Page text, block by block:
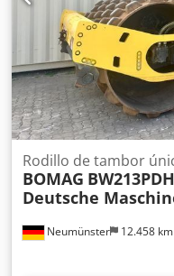
Neumünster 12.458 km
Rodillo de tambor
BOMAG
Deutsche